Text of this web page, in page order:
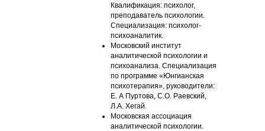
Квалификация: психолог,
преподаватель психологии.
Специализация: психолог-
психоаналитик.
Московский институт
аналитической психологии и
психоанализа. Специализация
по программе «Юнгианская
психотерапия», руководители:
Е. А Пуртова, С.О. Раевский,
Л.А. Хегай.
Московская ассоциация
аналитической психологии.